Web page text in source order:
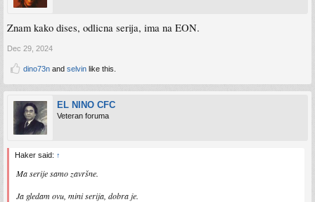
Znam kako dises, odlicna serija, ima na EON.
Dec 29, 2024
dino73n and selvin like this.
EL NINO CFC
Veteran foruma
Haker said: ↑
Ma serije samo završne.
Ja gledam ovu, mini serija, dobra je.